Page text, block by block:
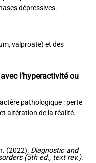
dépressives.
valproate) et des
l’hyperactivité ou
pathologique : perte
altération de la réalité.
(2022). Diagnostic and
(5th ed., text rev.).